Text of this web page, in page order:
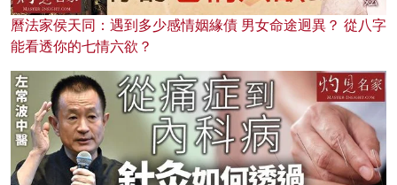
曆法家侯天同：遇到多少感情姻緣債 男女命途迥異？ 從八字
能看透你的七情六欲？